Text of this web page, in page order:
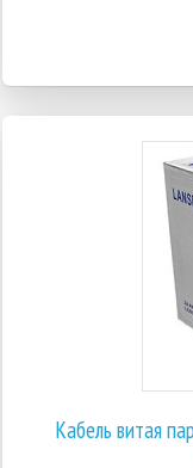
Кабель витая